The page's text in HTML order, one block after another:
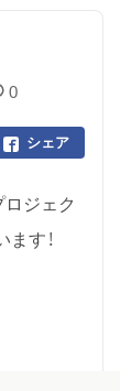
0
シェア
ジェク
す！